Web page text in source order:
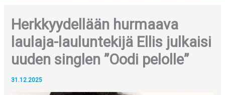
Herkkyydellään hurmaava
laulaja-lauluntekijä Ellis julkaisi
uuden singlen ”Oodi pelolle”
31.12.2025